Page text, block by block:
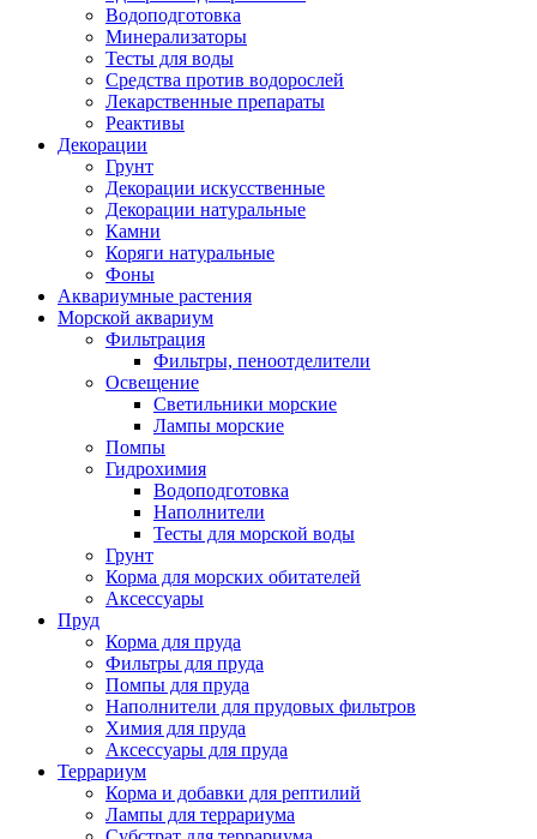
Водоподготовка
Минерализаторы
Тесты для воды
Средства против водорослей
Лекарственные препараты
Реактивы
Декорации
Грунт
Декорации искусственные
Декорации натуральные
Камни
Коряги натуральные
Фоны
Аквариумные растения
Морской аквариум
Фильтрация
Фильтры, пеноотделители
Освещение
Светильники морские
Лампы морские
Помпы
Гидрохимия
Водоподготовка
Наполнители
Тесты для морской воды
Грунт
Корма для морских обитателей
Аксессуары
Пруд
Корма для пруда
Фильтры для пруда
Помпы для пруда
Наполнители для прудовых фильтров
Химия для пруда
Аксессуары для пруда
Террариум
Корма и добавки для рептилий
Лампы для террариума